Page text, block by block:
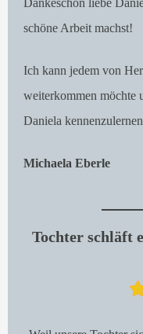
Dankeschön liebe
schöne Arbeit machst!
Ich kann jedem von
weiterkommen möchte
Daniela
Michaela Eberle
Tochter schläft